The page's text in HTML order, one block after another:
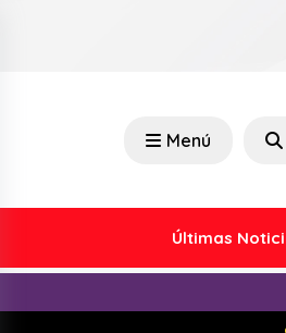
Menú
Últimas